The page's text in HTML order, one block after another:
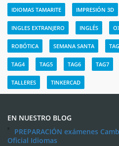
IDIOMAS TAMARITE IMPRESIÓN 3D
INGLES EXTRANJERO INGLÉS
ROBÓTICA SEMANA SANTA
TAG4 TAG5 TAG6 TAG7
TALLERES TINKERCAD
EN NUESTRO BLOG
PREPARACIÓN exámenes
Oficial Idiomas